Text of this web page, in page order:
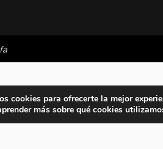
cookies para ofrecerte la mejor
más sobre qué cookies